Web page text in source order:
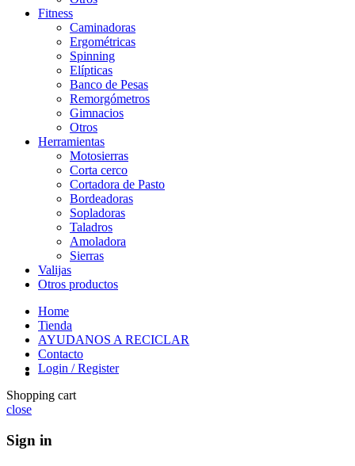
Fitness
Caminadoras
Ergométricas
Spinning
Elípticas
Banco de Pesas
Remorgómetros
Gimnacios
Otros
Herramientas
Motosierras
Corta cerco
Cortadora de Pasto
Bordeadoras
Sopladoras
Taladros
Amoladora
Sierras
Valijas
Otros productos
Home
Tienda
AYUDANOS A RECICLAR
Contacto
Login / Register
Shopping cart
close
Sign in